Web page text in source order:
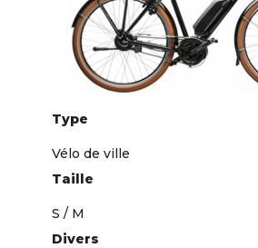
Type
Vélo de ville
Taille
S / M
Divers